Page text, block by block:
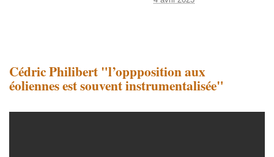
Cédric Philibert "l’oppposition aux
éoliennes est souvent instrumentalisée"